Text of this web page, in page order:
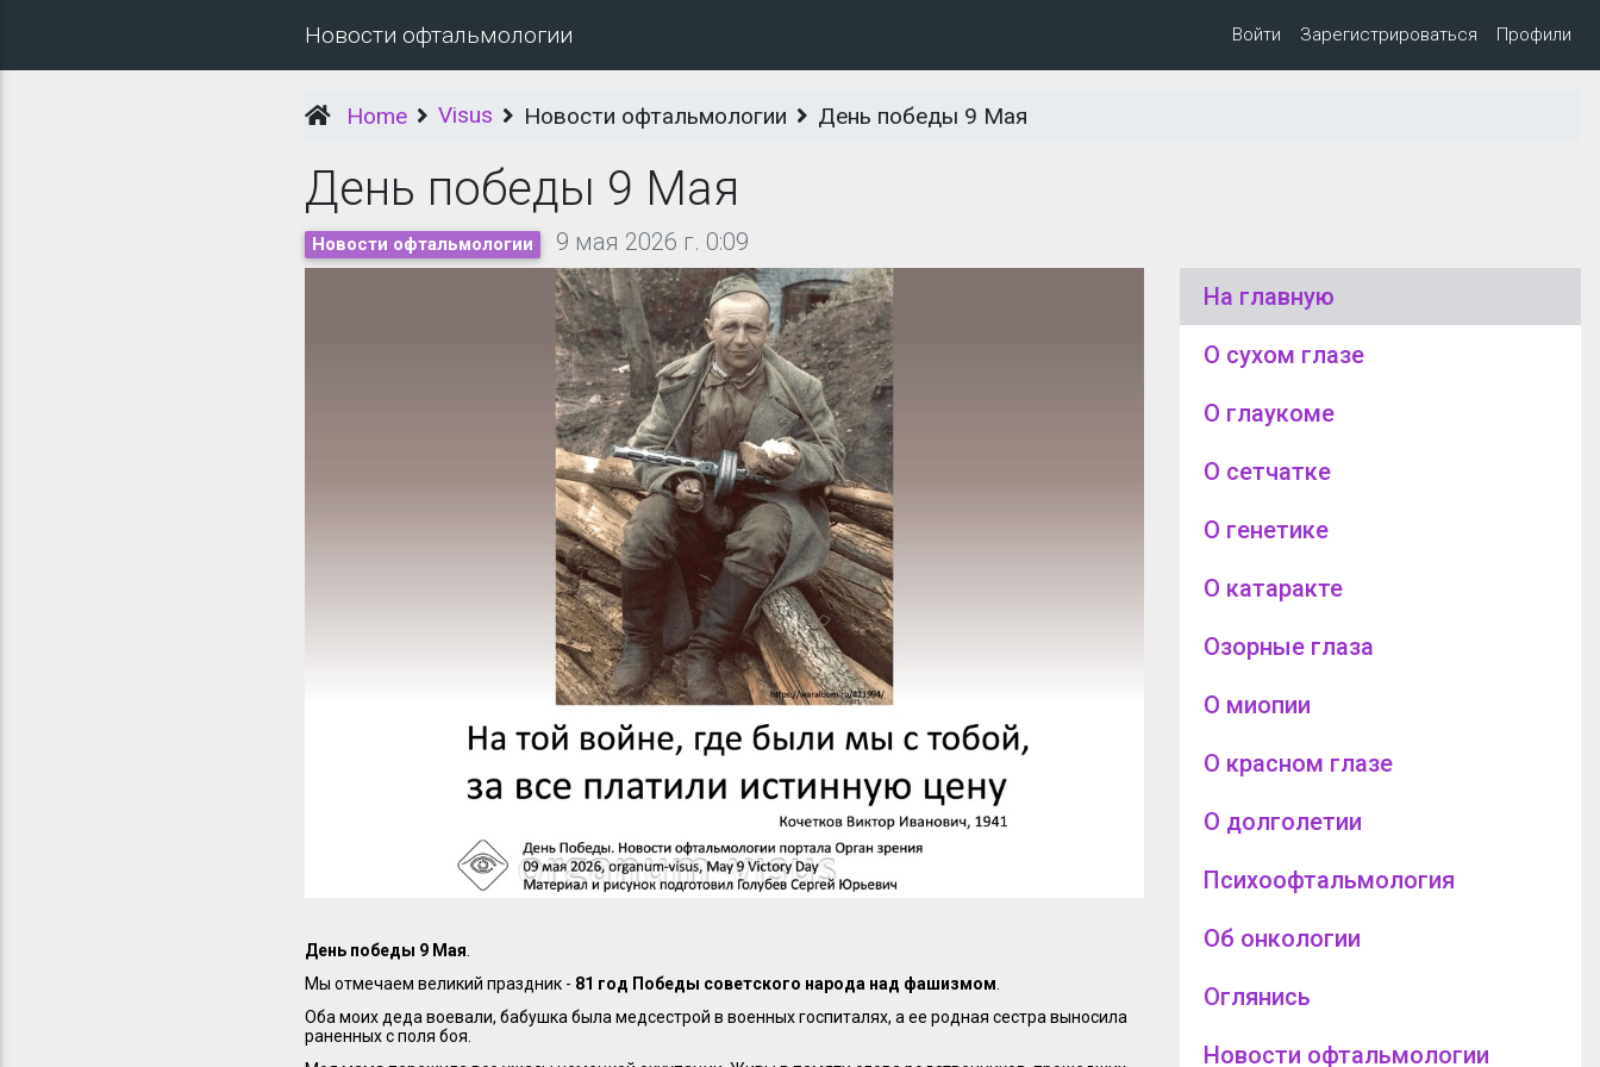
Новости офтальмологии Войти Зарегистрироваться Профили
Home Visus Новости офтальмологии День победы 9 Мая
День победы 9 Мая
Новости офтальмологии 9 мая 2026 г. 0:09
День победы 9 Мая
Мы отмечаем великий праздник - 81 год Победы советского народа над фашизмом
Оба моих деда воевали, бабушка была медсестрой в военных госпиталях, а ее родная сестра выносила
раненных с поля боя.
На главную
О сухом глазе
О глаукоме
О сетчатке
О генетике
О катаракте
Озорные глаза
О миопии
О красном глазе
О долголетии
Психоофтальмология
Об онкологии
Оглянись
Новости офтальмологии